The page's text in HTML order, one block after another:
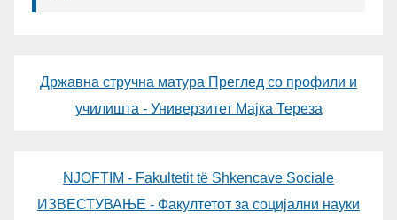
Државна стручна матура Преглед со профили и
училишта - Универзитет Мајка Тереза
NJOFTIM - Fakultetit të Shkencave Sociale
ИЗВЕСТУВАЊЕ - Факултетот за социјални науки